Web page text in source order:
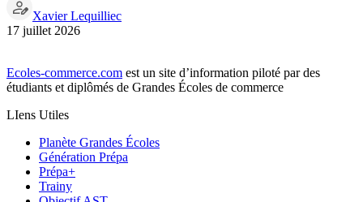
Xavier Lequilliec
17 juillet 2026
Ecoles-commerce.com est un site d’information piloté par des
étudiants et diplômés de Grandes Écoles de commerce
LIens Utiles
Planète Grandes Écoles
Génération Prépa
Prépa+
Trainy